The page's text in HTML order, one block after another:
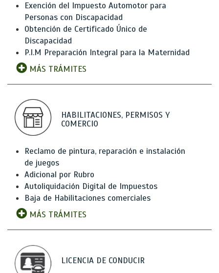
Exención del Impuesto Automotor para
Personas con Discapacidad
Obtención de Certificado Único de
Discapacidad
P.I.M Preparación Integral para la Maternidad
MÁS TRÁMITES
HABILITACIONES, PERMISOS Y
COMERCIO
Reclamo de pintura, reparación e instalación
de juegos
Adicional por Rubro
Autoliquidación Digital de Impuestos
Baja de Habilitaciones comerciales
MÁS TRÁMITES
LICENCIA DE CONDUCIR